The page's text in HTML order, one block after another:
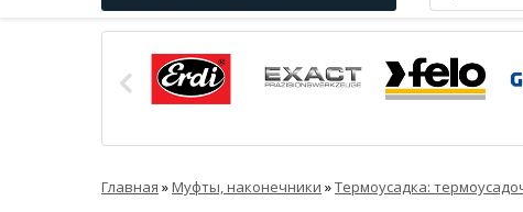
Главная »Муфты, наконечники »Термоусадка: